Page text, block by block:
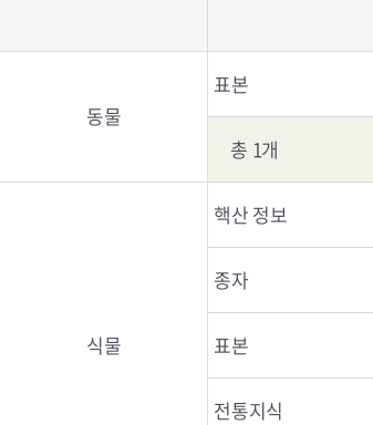
동물
표본
총 1개
식물
핵산 정보
종자
표본
전통지식